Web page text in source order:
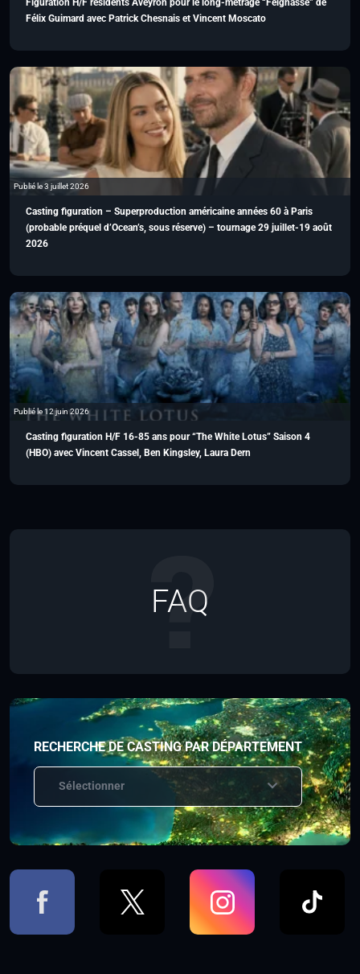
Figuration H/F résidents Aveyron pour le long-métrage “Feignasse” de
Félix Guimard avec Patrick Chesnais et Vincent Moscato
Publié le 3 juillet 2026
Casting figuration – Superproduction américaine années 60 à Paris
(probable préquel d’Ocean’s, sous réserve) – tournage 29 juillet-19 août
2026
Publié le 12 juin 2026
Casting figuration H/F 16-85 ans pour “The White Lotus” Saison 4
(HBO) avec Vincent Cassel, Ben Kingsley, Laura Dern
FAQ
RECHERCHE DE CASTING PAR DÉPARTEMENT
Sélectionner